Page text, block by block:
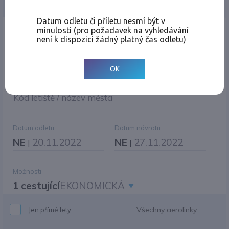
Místo odletu
Kód letiště / název města
Datum odletu
NE | 20.11.2022
Datum návratu
NE | 27.11.2022
Možnosti
1 cestujícíEKONOMICKÁ
Jen přímé lety Všechny aerolinky
Datum odletu či příletu nesmí být v
minulosti (pro požadavek na vyhledávání
není k dispozici žádný platný čas odletu)
OK